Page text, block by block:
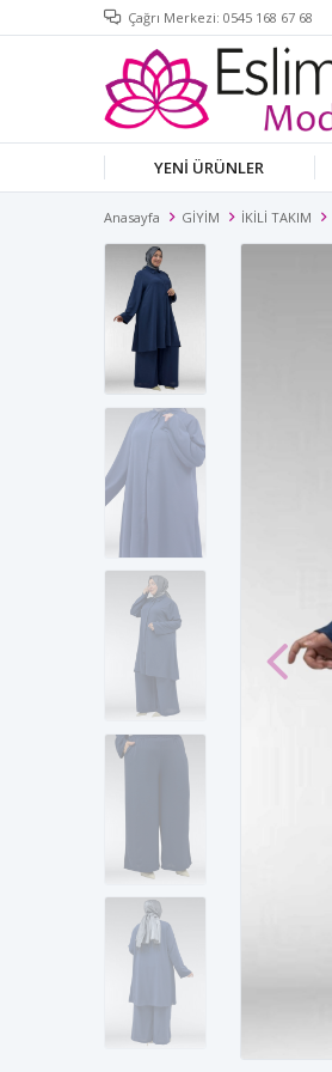
Çağrı Merkezi: 0545 168 67 68
YENİ ÜRÜNLER
Anasayfa GİYİM İKİLİ TAKIM